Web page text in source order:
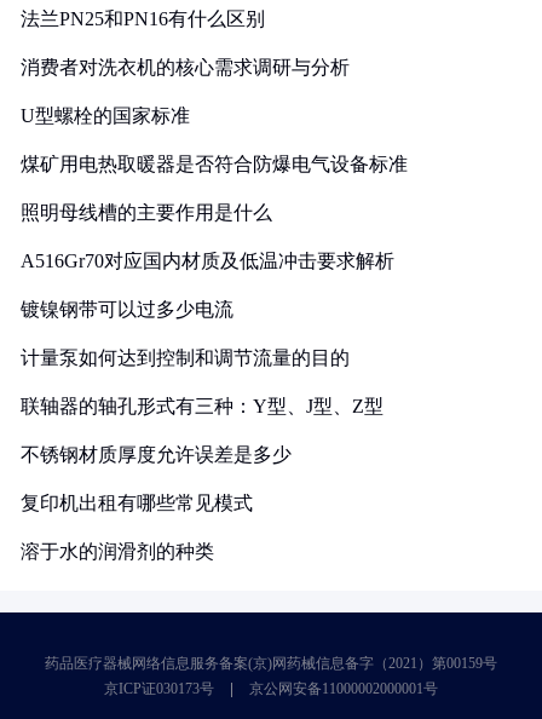
法兰PN25和PN16有什么区别
消费者对洗衣机的核心需求调研与分析
U型螺栓的国家标准
煤矿用电热取暖器是否符合防爆电气设备标准
照明母线槽的主要作用是什么
A516Gr70对应国内材质及低温冲击要求解析
镀镍钢带可以过多少电流
计量泵如何达到控制和调节流量的目的
联轴器的轴孔形式有三种：Y型、J型、Z型
不锈钢材质厚度允许误差是多少
复印机出租有哪些常见模式
溶于水的润滑剂的种类
药品医疗器械网络信息服务备案(京)网药械信息备字（2021）第00159号
京ICP证030173号
京公网安备11000002000001号